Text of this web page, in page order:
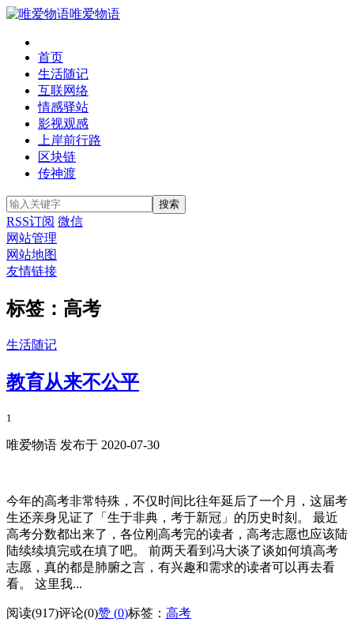
唯爱物语
首页
生活随记
互联网络
情感驿站
影视观感
上岸前行路
区块链
传神渡
RSS订阅 微信
网站管理
网站地图
友情链接
标签：高考
生活随记
教育从来不公平
1
唯爱物语 发布于 2020-07-30
今年的高考非常特殊，不仅时间比往年延后了一个月，这届考
生还亲身见证了「生于非典，考于新冠」的历史时刻。 最近
高考分数都出来了，各位刚高考完的读者，高考志愿也应该陆
陆续续填完或在填了吧。 前两天看到冯大谈了谈如何填高考
志愿，真的都是肺腑之言，有兴趣和需求的读者可以再去看
看。 这里我...
阅读(917)评论(0)赞 (0)标签： 高考